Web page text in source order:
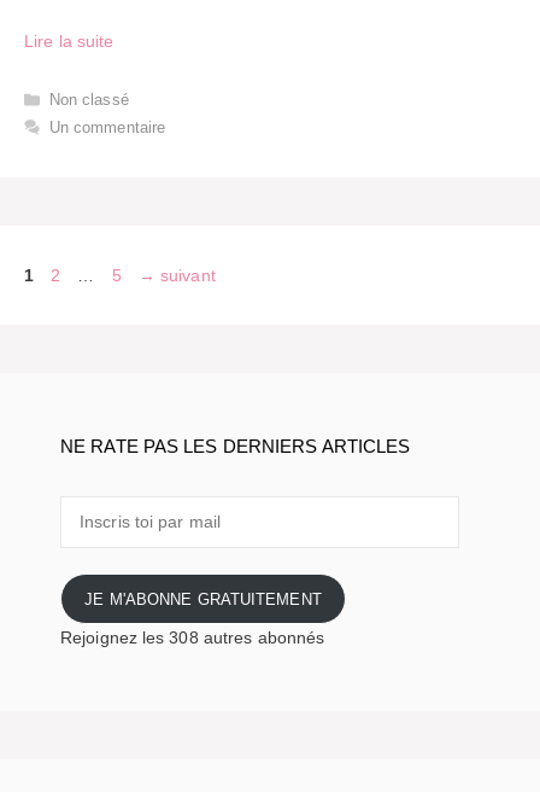
Lire la suite
Catégories
Non classé
Un commentaire
Page
1 Page
2 Page
5 → suivant
NE RATE PAS LES DERNIERS ARTICLES
mail
JE M'ABONNE GRATUITEMENT
Rejoignez les 308 autres abonnés